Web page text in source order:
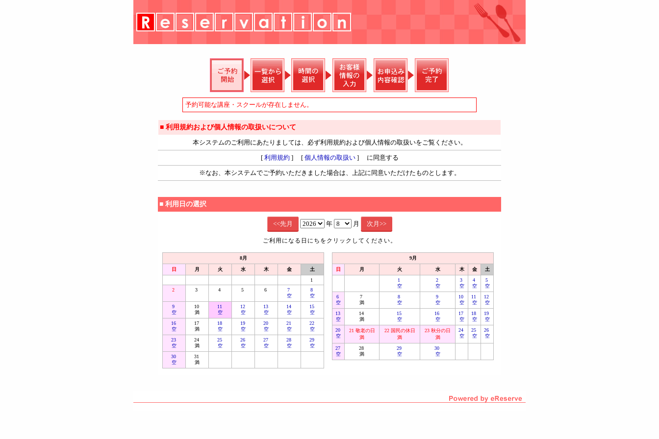
予約可能な講座・スクールが存在しません。
■ 利用規約および個人情報の取扱いについて
本システムのご利用にあたりましては、必ず利用規約および個人情報の取扱いをご覧ください。
[ 利用規約 ] [ 個人情報の取扱い] に同意する
※なお、本システムでご予約いただきました場合は、上記に同意いただけたものとします。
■ 利用日の選択
年 月
ご利用になる日にちをクリックしてください。
8月
日 月 火 水 木 金
土
1
2
3 4 5 6
7
空
8
空
9
空
10
満
11
空
12
空
13
空
14
空
15
空
16
空
17
満
18
空
19
空
20
空
21
空
22
空
23
空
24
満
25
空
26
空
27
空
28
空
29
空
30
空
31
満
9月
日 月 火 水 木 金
土
1
空
2
空
3
空
4
空
5
空
6
空
7
満
8
空
9
空
10
空
11
空
12
空
13
空
14
満
15
空
16
空
17
空
18
空
19
空
20
空
21 敬老の日
満
22 国民の休日
満
23 秋分の日
満
24
空
25
空
26
空
27
空
28
満
29
空
30
空